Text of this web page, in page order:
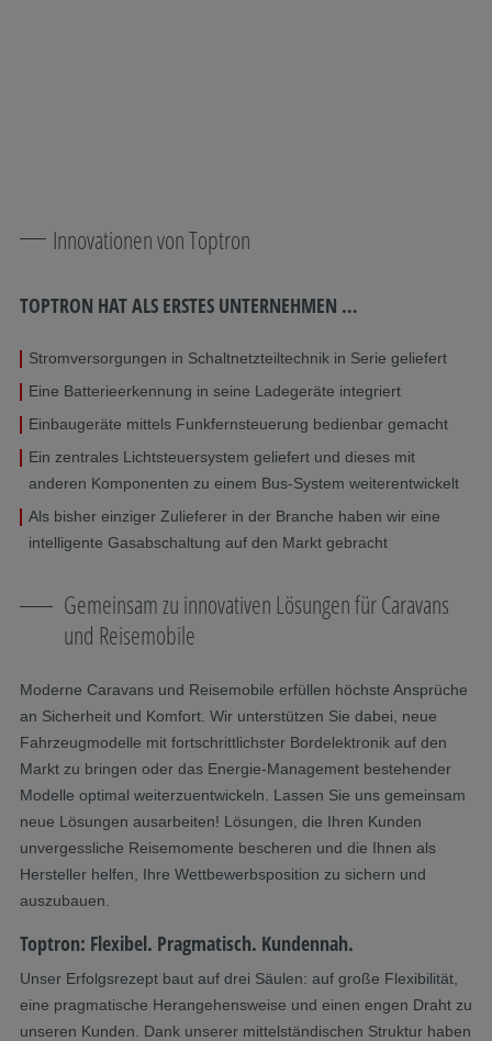
Innovationen von Toptron
TOPTRON HAT ALS ERSTES UNTERNEHMEN …
Stromversorgungen in Schaltnetzteiltechnik in Serie geliefert
Eine Batterieerkennung in seine Ladegeräte integriert
Einbaugeräte mittels Funkfernsteuerung bedienbar gemacht
Ein zentrales Lichtsteuersystem geliefert und dieses mit
anderen Komponenten zu einem Bus-System weiterentwickelt
Als bisher einziger Zulieferer in der Branche haben wir eine
intelligente Gasabschaltung auf den Markt gebracht
Gemeinsam zu innovativen Lösungen für Caravans
und Reisemobile
Moderne Caravans und Reisemobile erfüllen höchste Ansprüche
an Sicherheit und Komfort. Wir unterstützen Sie dabei, neue
Fahrzeugmodelle mit fortschrittlichster Bordelektronik auf den
Markt zu bringen oder das Energie-Management bestehender
Modelle optimal weiterzuentwickeln. Lassen Sie uns gemeinsam
neue Lösungen ausarbeiten! Lösungen, die Ihren Kunden
unvergessliche Reisemomente bescheren und die Ihnen als
Hersteller helfen, Ihre Wettbewerbsposition zu sichern und
auszubauen.
Toptron: Flexibel. Pragmatisch. Kundennah.
Unser Erfolgsrezept baut auf drei Säulen: auf große Flexibilität,
eine pragmatische Herangehensweise und einen engen Draht zu
unseren Kunden. Dank unserer mittelständischen Struktur haben